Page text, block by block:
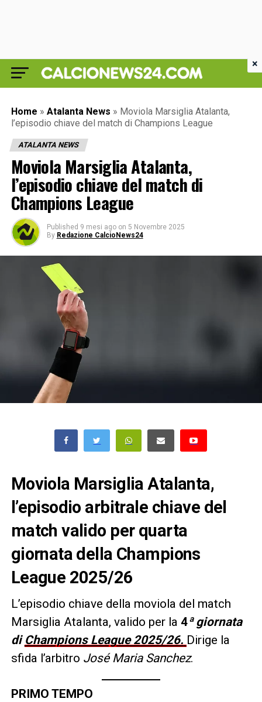
Home » Atalanta News » Moviola Marsiglia Atalanta,
l’episodio chiave del match di Champions League
ATALANTA NEWS
Moviola Marsiglia Atalanta,
l’episodio chiave del match di
Champions League
Published 9 mesi ago on 5 Novembre 2025
By Redazione CalcioNews24
Moviola Marsiglia Atalanta,
l’episodio arbitrale chiave del
match valido per quarta
giornata della Champions
League 2025/26
L’episodio chiave della moviola del match
Marsiglia Atalanta, valido per la 4ª giornata
di Champions League 2025/26. Dirige la
sfida l’arbitro José Maria Sanchez.
PRIMO TEMPO
×